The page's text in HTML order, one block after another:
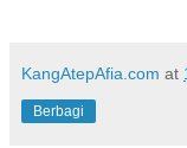
KangAtepAfia.com at
Berbagi